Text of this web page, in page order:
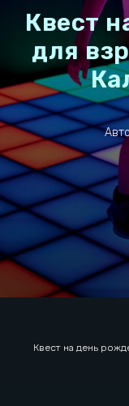
Квест
для
Квест на день